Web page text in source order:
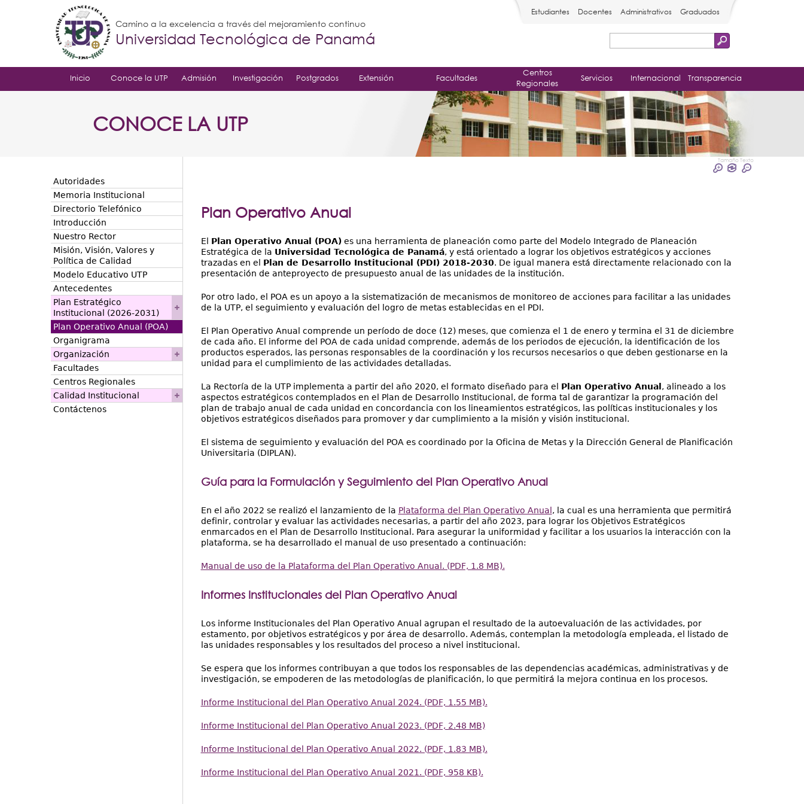
de
búsqueda
Estudiantes Docentes Administrativos Graduados
Camino a la excelencia a través del mejoramiento continuo
Universidad Tecnológica de Panamá
Inicio Conoce la UTP Admisión Investigación Postgrados Extensión Facultades
Centros
Regionales
Servicios Internacional Transparencia
CONOCE LA UTP
Tamaño Texto
Plan Operativo Anual
El Plan Operativo Anual (POA)es una herramienta de planeación como parte del Modelo Integrado de Planeación
Estratégica de la Universidad Tecnológica de Panamá, y está orientado a lograr los objetivos estratégicos y acciones
trazadas en el Plan de Desarrollo Institucional (PDI) 2018-2030. De igual manera está directamente relacionado con la
presentación de anteproyecto de presupuesto anual de las unidades de la institución.
Por otro lado, el POA es un apoyo a la sistematización de mecanismos de monitoreo de acciones para facilitar a las unidades
de la UTP, el seguimiento y evaluación del logro de metas establecidas en el PDI.
El Plan Operativo Anual comprende un período de doce (12) meses, que comienza el 1 de enero y termina el 31 de diciembre
de cada año. El informe del POA de cada unidad comprende, además de los periodos de ejecución, la identificación de los
productos esperados, las personas responsables de la coordinación y los recursos necesarios o que deben gestionarse en la
unidad para el cumplimiento de las actividades detalladas.
La Rectoría de la UTP implementa a partir del año 2020, el formato diseñado para el Plan Operativo Anual , alineado a los
aspectos estratégicos contemplados en el Plan de Desarrollo Institucional, de forma tal de garantizar la programación del
plan de trabajo anual de cada unidad en concordancia con los lineamientos estratégicos, las políticas institucionales y los
objetivos estratégicos diseñados para promover y dar cumplimiento a la misión y visión institucional.
El sistema de seguimiento y evaluación del POA es coordinado por la Oficina de Metas y la Dirección General de Planificación
Universitaria (DIPLAN).
Guía para la Formulación y Seguimiento del Plan Operativo Anual
En el año 2022 se realizó el lanzamiento de la Plataforma del Plan Operativo Anual , la cual es una herramienta que permitirá
definir, controlar y evaluar las actividades necesarias, a partir del año 2023, para lograr los Objetivos Estratégicos
enmarcados en el Plan de Desarrollo Institucional. Para asegurar la uniformidad y facilitar a los usuarios la interacción con la
plataforma, se ha desarrollado el manual de uso presentado a continuación:
Manual de uso de la Plataforma del Plan Operativo Anual. (PDF, 1.8 MB).
Informes Institucionales del Plan Operativo Anual
Los informe Institucionales del Plan Operativo Anual agrupan el resultado de la autoevaluación de las actividades, por
estamento, por objetivos estratégicos y por área de desarrollo. Además, contemplan la metodología empleada, el listado de
las unidades responsables y los resultados del proceso a nivel institucional.
Se espera que los informes contribuyan a que todos los responsables de las dependencias académicas, administrativas y de
investigación, se empoderen de las metodologías de planificación, lo que permitirá la mejora continua en los procesos.
Informe Institucional del Plan Operativo Anual 2024. (PDF, 1.55 MB).
Informe Institucional del Plan Operativo Anual 2023. (PDF, 2.48 MB)
Informe Institucional del Plan Operativo Anual 2022. (PDF, 1.83 MB).
Informe Institucional del Plan Operativo Anual 2021. (PDF, 958 KB).
Autoridades
Memoria Institucional
Directorio Telefónico
Introducción
Nuestro Rector
Misión, Visión, Valores y
Política de Calidad
Modelo Educativo UTP
Antecedentes
Plan Estratégico
Institucional (2026-2031)
Plan Operativo Anual (POA)
Organigrama
Organización
Facultades
Centros Regionales
Calidad Institucional
Contáctenos